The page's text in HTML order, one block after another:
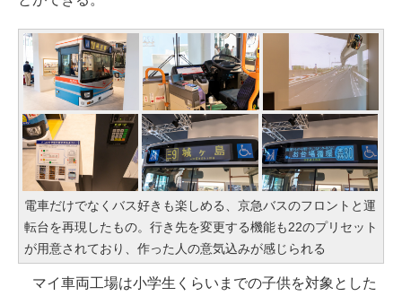
電車だけでなくバス好きも楽しめる、京急バスのフロントと運
転台を再現したもの。行き先を変更する機能も22のプリセット
が用意されており、作った人の意気込みが感じられる
マイ車両工場は小学生くらいまでの子供を対象とした